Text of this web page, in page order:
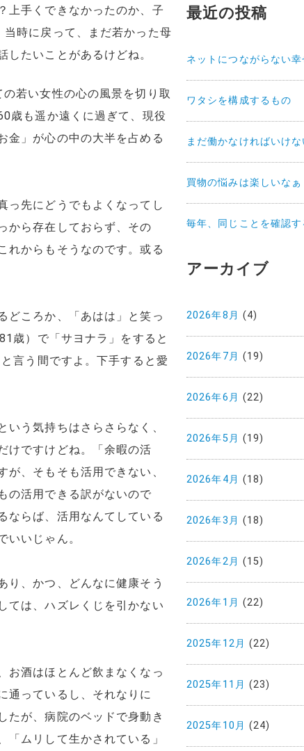
上手くできなかったのか、子
時に戻って、まだ若かった母
たいことがあるけどね。
若い女性の心の風景を切り取
歳も遥か遠くに過ぎて、現役
金」が心の中の大半を占める
先にどうでもよくなってし
から存在しておらず、その
れからもそうなのです。或る
どころか、「あはは」と笑っ
歳）で「サヨナラ」をすると
言う間ですよ。下手すると愛
う気持ちはさらさらなく、
けですけどね。「余暇の活
、そもそも活用できない、
の活用できる訳がないので
ならば、活用なんてしている
いいじゃん。
り、かつ、どんなに健康そう
ては、ハズレくじを引かない
お酒はほとんど飲まなくなっ
通っているし、それなりに
たが、病院のベッドで身動き
ムリして生かされている」
最近の投稿
ネットにつながらない幸
ワタシを構成するもの
まだ働かなければいけな
買物の悩みは楽しいなぁ
毎年、同じことを確認す
アーカイブ
2026年8月 (4)
2026年7月 (19)
2026年6月 (22)
2026年5月 (19)
2026年4月 (18)
2026年3月 (18)
2026年2月 (15)
2026年1月 (22)
2025年12月 (22)
2025年11月 (23)
2025年10月 (24)